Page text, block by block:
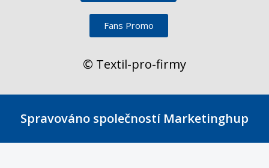
Fans Promo
© Textil-pro-firmy
Spravováno společností Marketinghup